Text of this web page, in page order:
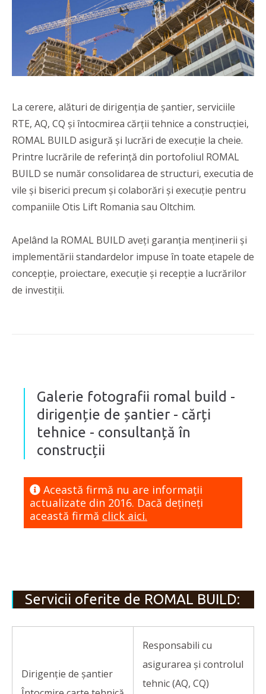
La cerere, alături de dirigenția de șantier, serviciile
RTE, AQ, CQ și întocmirea cărții tehnice a construcției,
ROMAL BUILD asigură și lucrări de execuție la cheie.
Printre lucrările de referință din portofoliul ROMAL
BUILD se număr consolidarea de structuri, executia de
vile și biserici precum și colaborări și execuție pentru
companiile Otis Lift Romania sau Oltchim.
Apelând la ROMAL BUILD aveți garanția menținerii și
implementării standardelor impuse în toate etapele de
concepţie, proiectare, execuţie şi recepţie a lucrărilor
de investiţii.
Galerie fotografii romal build -
dirigenție de șantier - cărți
tehnice - consultanță în
construcții
Această firmă nu are informaţii
actualizate din 2016. Dacă dețineți
această firmă click aici.
Servicii oferite de ROMAL BUILD:
Dirigenție de șantier
Responsabili cu
asigurarea și controlul
tehnic (AQ, CQ)